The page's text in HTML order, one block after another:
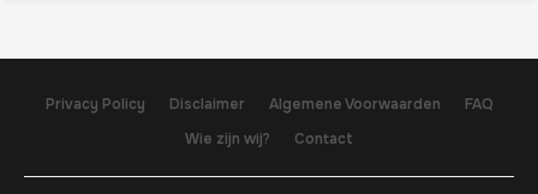
Privacy Policy Disclaimer Algemene Voorwaarden
FAQ
Wie zijn wij?
Contact